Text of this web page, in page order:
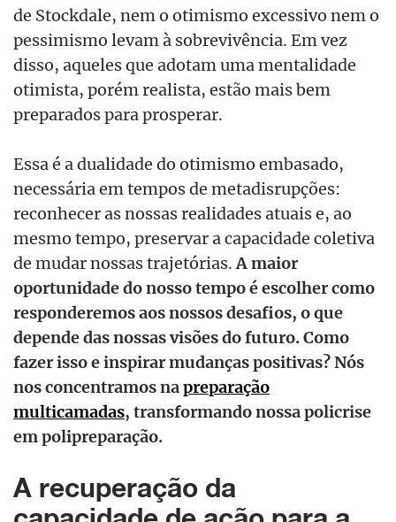
de Stockdale, nem o otimismo excessivo nem o
pessimismo levam à sobrevivência. Em vez
disso, aqueles que adotam uma mentalidade
otimista, porém realista, estão mais bem
preparados para prosperar.
Essa é a dualidade do otimismo embasado,
necessária em tempos de metadisrupções:
reconhecer as nossas realidades atuais e, ao
mesmo tempo, preservar a capacidade coletiva
de mudar nossas trajetórias. A maior
oportunidade do nosso tempo é escolher como
responderemos aos nossos desafios, o que
depende das nossas visões do futuro. Como
fazer isso e inspirar mudanças positivas? Nós
nos concentramos napreparação
multicamadas, transformando nossa policrise
em polipreparação.
A recuperação da